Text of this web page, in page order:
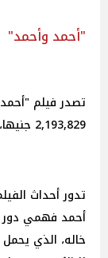
"أحمد وأحمد"
تصدر فيلم "أحمد
2,193,829 جنيها، متفوقا بفارق ملحوظ عن أقرب منافسيه.
تدور أحداث
أحمد فهمي
خاله، الذي